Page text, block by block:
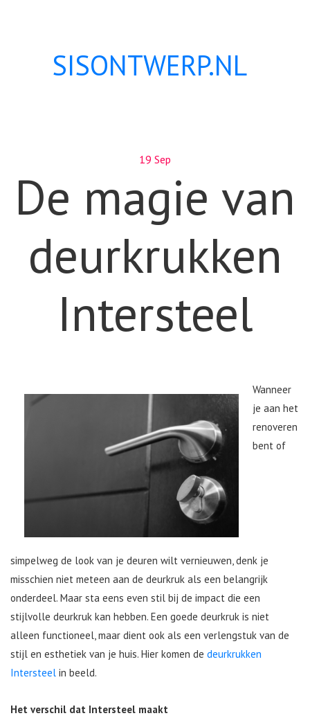
SISONTWERP.NL
19 Sep
De magie van
deurkrukken
Intersteel
Wanneer
je aan het
renoveren
bent of
simpelweg de look van je deuren wilt vernieuwen, denk je
misschien niet meteen aan de deurkruk als een belangrijk
onderdeel. Maar sta eens even stil bij de impact die een
stijlvolle deurkruk kan hebben. Een goede deurkruk is niet
alleen functioneel, maar dient ook als een verlengstuk van de
stijl en esthetiek van je huis. Hier komen de deurkrukken
Intersteel in beeld.
Het verschil dat Intersteel maakt